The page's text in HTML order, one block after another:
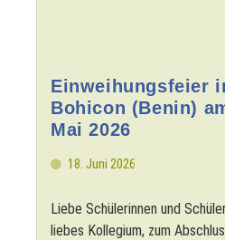
Einweihungsfeier
Bohicon (Benin)
Mai 2026
18. Juni 2026
Liebe Schülerinnen und
liebes Kollegium, zum